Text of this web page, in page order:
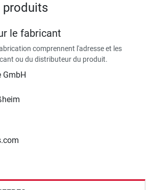
produits
le fabricant
comprennent l'adresse et les
ou du distributeur du produit.
GmbH